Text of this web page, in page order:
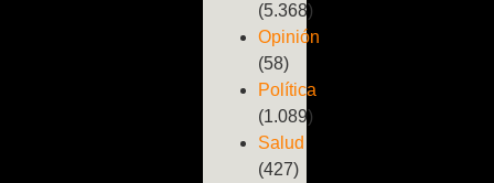
(5.368)
Opinión
(58)
Política
(1.089)
Salud
(427)